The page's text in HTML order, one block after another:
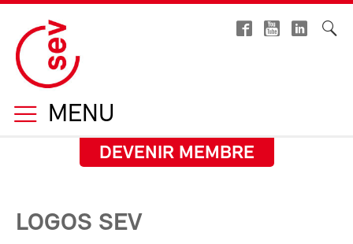
MENU
DEVENIR MEMBRE
LOGOS SEV